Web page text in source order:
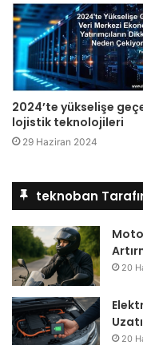
2024’te yükselişe
lojistik teknolojileri
29 Haziran 2024
teknoban
20
20